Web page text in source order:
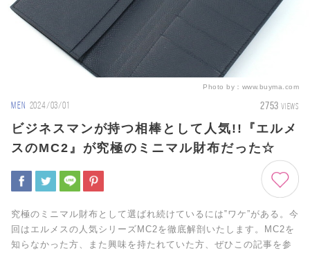
Photo by： www.buyma.com
MEN 2024/03/01 2753 VIEWS
ビジネスマンが持つ相棒として人気!!『エルメ
スのMC2』が究極のミニマル財布だった☆
究極のミニマル財布として選ばれ続けているには‟ワケ”がある。今
回はエルメスの人気シリーズMC2を徹底解剖いたします。MC2を
知らなかった方、また興味を持たれていた方、ぜひこの記事を参